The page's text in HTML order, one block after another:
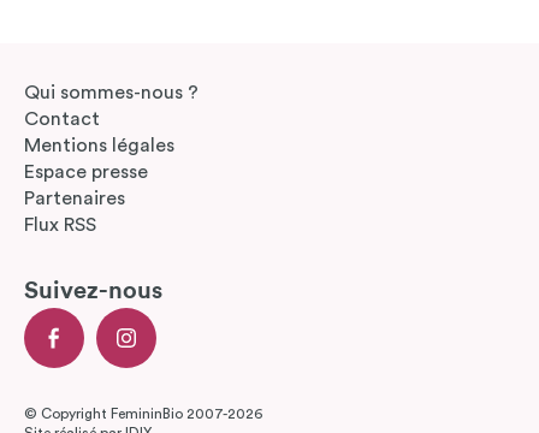
Qui sommes-nous ?
Contact
Mentions légales
Espace presse
Partenaires
Flux RSS
Suivez-nous
© Copyright FemininBio 2007-2026